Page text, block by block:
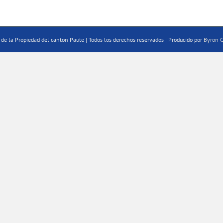
la Propiedad del canton Paute | Todos los derechos reservados | Producido por Byron